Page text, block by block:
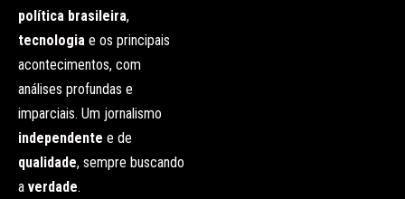
política brasileira,
tecnologia e os principais
acontecimentos, com
análises profundas e
imparciais. Um jornalismo
independente e de
qualidade, sempre buscando
a verdade.